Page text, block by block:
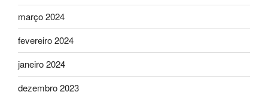
março 2024
fevereiro 2024
janeiro 2024
dezembro 2023